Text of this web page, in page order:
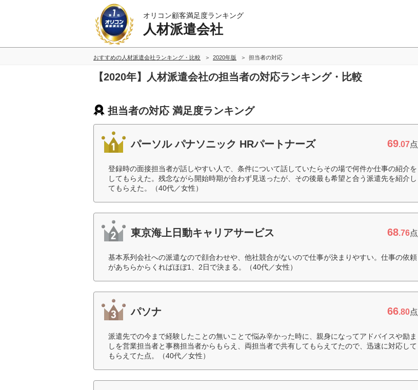
オリコン顧客満足度ランキング
人材派遣会社
おすすめの人材派遣会社ランキング・比較 2020年版 担当者の対応
【2020年】人材派遣会社の担当者の対応ランキング・比較
担当者の対応 満足度ランキング
パーソル パナソニック HRパートナーズ 69.07点
登録時の面接担当者が話しやすい人で、条件について話していたらその場で何件か仕事の紹介を
してもらえた。残念ながら開始時期が合わず見送ったが、その後最も希望と合う派遣先を紹介し
てもらえた。（40代／女性）
東京海上日動キャリアサービス 68.76点
基本系列会社への派遣なので顔合わせや、他社競合がないので仕事が決まりやすい。仕事の依頼
があちらからくればほぼ1、2日で決まる。（40代／女性）
パソナ 66.80点
派遣先での今まで経験したことの無いことで悩み辛かった時に、親身になってアドバイスや励ま
しを営業担当者と事務担当者からもらえ、両担当者で共有してもらえてたので、迅速に対応して
もらえてた点。（40代／女性）